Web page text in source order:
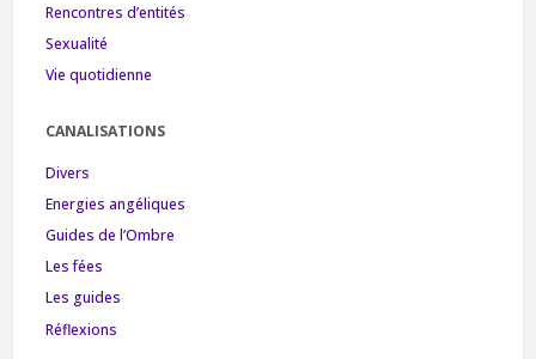
Rencontres d’entités
Sexualité
Vie quotidienne
CANALISATIONS
Divers
Energies angéliques
Guides de l’Ombre
Les fées
Les guides
Réflexions